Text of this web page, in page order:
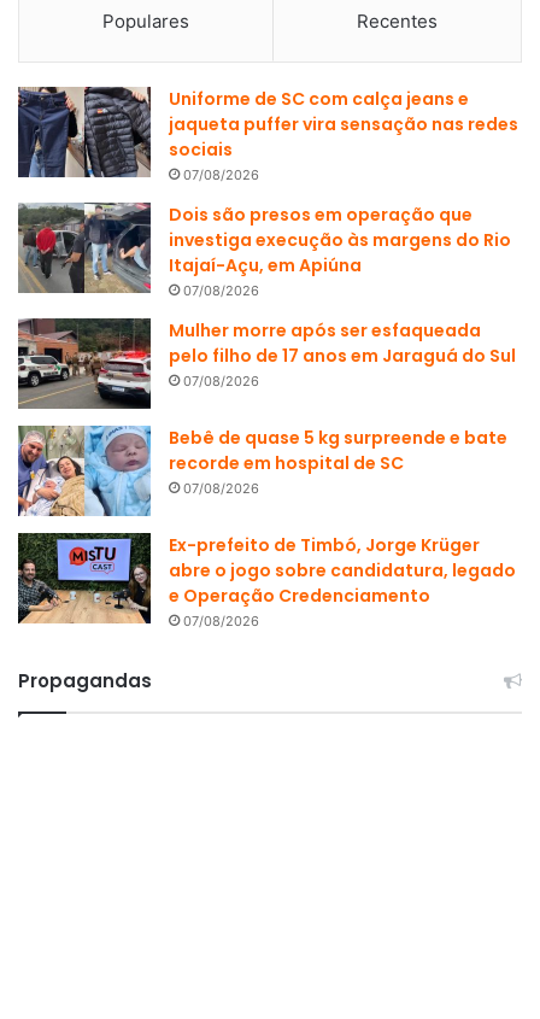
Populares Recentes
Uniforme de SC com calça jeans e
jaqueta puffer vira sensação nas redes
sociais
07/08/2026
Dois são presos em operação que
investiga execução às margens do Rio
Itajaí-Açu, em Apiúna
07/08/2026
Mulher morre após ser esfaqueada
pelo filho de 17 anos em Jaraguá do Sul
07/08/2026
Bebê de quase 5 kg surpreende e bate
recorde em hospital de SC
07/08/2026
Ex-prefeito de Timbó, Jorge Krüger
abre o jogo sobre candidatura, legado
e Operação Credenciamento
07/08/2026
Propagandas